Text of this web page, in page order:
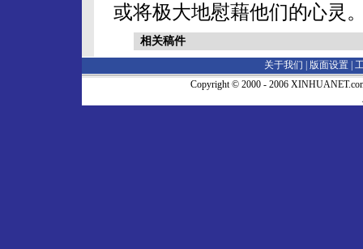
或将极大地慰藉他们的心灵
相关稿件
关于我们 | 版面设置
Copyright © 2000 - 2006